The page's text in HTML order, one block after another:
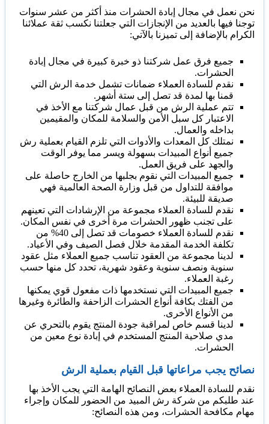
نحن نعمل في مجال إبادة الحشرات منذ أكثر من عشر سنوات
توجنا فيها بالعديد من الإنجازات التي جعلتنا نكسب ثقة عملائنا
الكرام بالإضافة إلى تميزنا بالآتي:
جميع فرق عمل شركتنا ذو خبرة كبيرة في مجال إبادة
الحشرات.
نقدم للسادة العملاء ضمانات تشمل خدمة الرش التي
قمنا بها لمدة قد تصل إلى ستة أشهر.
تتم عملية الرش من قبل عمال شركتنا مع الأخذ في
الاعتبار كل سبل الأمن والسلامة للمكان والمقيمين
بداخله والعمال.
نمتلك كل المعدات والأدوات التي تلزم القيام بعملية رش
جميع أنواع المبيدات بسهولة ويسر مما يوفر الوقت
والجهد على فريق العمل.
جميع المبيدات التي نقوم بجلبها من الخارج حاصلة على
موافقة للتداول من قبل وزارة الصحة العالمية فهي
صديقة للبيئة.
نقدم للسادة العملاء مجموعة من الإرشادات التي تعينهم
على تجنب ظهور الحشرات مرة أخرى في نفس المكان.
نقدم للسادة العملاء خصومات قد تصل إلى 40% من
تكلفة الخدمة المقدمة خلال فصل الصيف وفي الأعياد.
لدينا مجموعة من العقود تناسب جميع العملاء مثل عقود
سنوية ونصف سنوية وعقود شهرية، تحدد كل منها حسب
رغبة العملاء.
جميع المبيدات التي نستخدمها ذات مفعول قوي يمكنها
من الفتك بكافة أنواع الحشرات الزاحفة والطائرة وغيرها
من الأنواع الأخرى.
لدينا قسم خاص لمراقبة جودة المنتج يقوم بالتحري عن
مدي صلاحية المنتج المستخدم في إبادة نوع معين من
الحشرات.
نصائح يجب مراعاتها قبل القيام بعملية الرش
نقدم للسادة العملاء بعض النصائح الهامة التي يجب الأخذ بها
عند طلبكم من شركة رش المبيد من الحضور للمكان وإجراء
مهام مكافحة الحشرات، ومن هذه النصائح: